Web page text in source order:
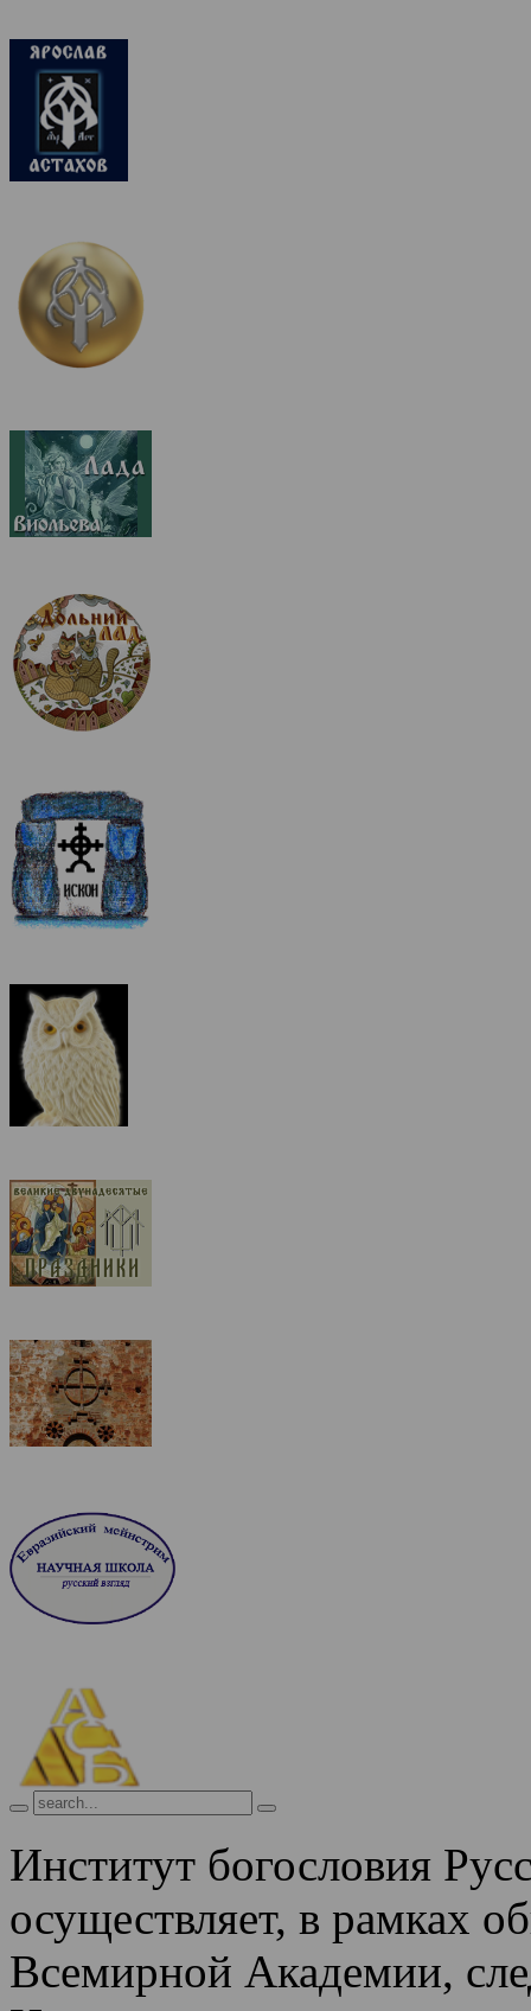
Институт богословия
осуществляет, в рамках
Всемирной Академии,